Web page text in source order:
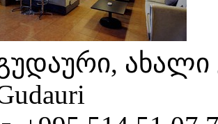
ახალი